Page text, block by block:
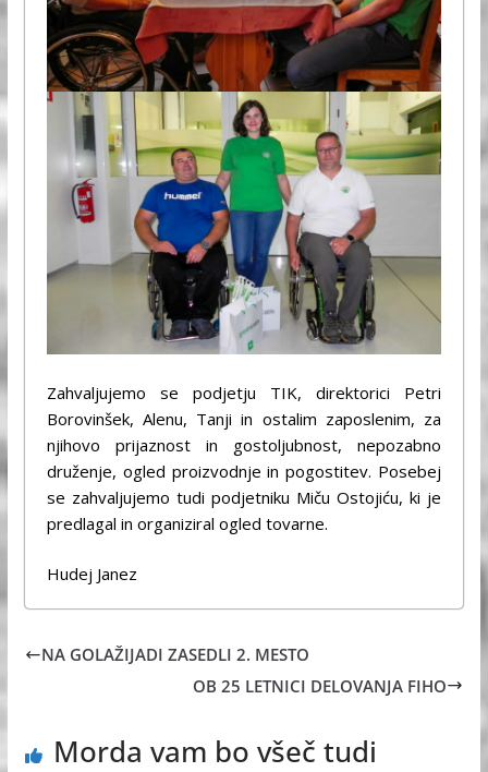
Zahvaljujemo se podjetju TIK, direktorici Petri
Borovinšek, Alenu, Tanji in ostalim zaposlenim, za
njihovo prijaznost in gostoljubnost, nepozabno
druženje, ogled proizvodnje in pogostitev. Posebej
se zahvaljujemo tudi podjetniku Miču Ostojiću, ki je
predlagal in organiziral ogled tovarne.
Hudej Janez
NA GOLAŽIJADI ZASEDLI 2. MESTO
OB 25 LETNICI DELOVANJA FIHO
Morda vam bo všeč tudi